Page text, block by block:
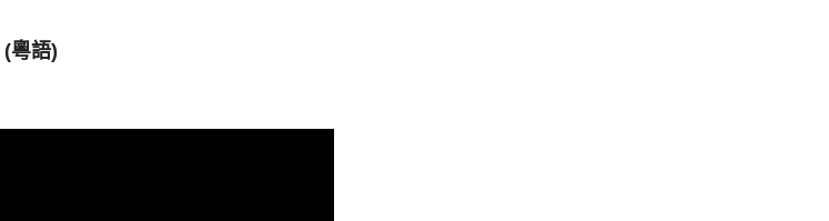
(粵語)